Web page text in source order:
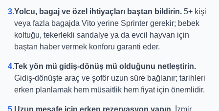
3.Yolcu, bagaj ve özel ihtiyaçları baştan bildirin. 5+ kişi
veya fazla bagajda Vito yerine Sprinter gerekir; bebek
koltuğu, tekerlekli sandalye ya da evcil hayvan için
baştan haber vermek konforu garanti eder.
4.Tek yön mü gidiş-dönüş mü olduğunu netleştirin.
Gidiş-dönüşte araç ve şoför uzun süre bağlanır; tarihleri
erken planlamak hem müsaitlik hem fiyat için önemlidir.
5.Uzun mesafe için erken rezervasyon yapın. İzmir